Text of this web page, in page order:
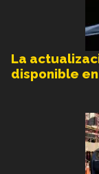
La
disponible